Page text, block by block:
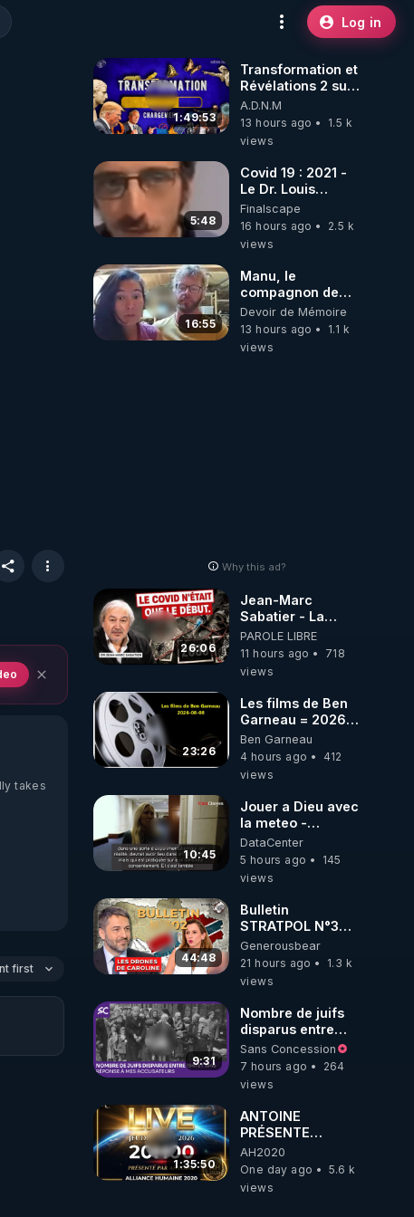
Log in
takes
first
1:49:53
Transformation et
Révélations 2 sur
2 - live du
07/08/26
A.D.N.M
13 hours ago
1.5 k
views
5:48
Covid 19 : 2021 -
Le Dr. Louis
Fouché renverse
le plateau de
CNews !
Finalscape
16 hours ago
2.5 k
views
16:55
Manu, le
compagnon de
Kyria, raconte sa
garde à vue
musclée.
Devoir de Mémoire
13 hours ago
1.1 k
views
Why this ad?
26:06
Jean-Marc
Sabatier - La
Covid-19 n'a été
que le début -
L'ARNm &
où auront-t-il ?
PAROLE LIBRE
11 hours ago
718
views
23:26
Les films de Ben
Garneau = 2026-
08-08
Ben Garneau
4 hours ago
412
views
10:45
Jouer a Dieu avec
la meteo -
Citoicitoyen
DataCenter
5 hours ago
145
views
44:48
Bulletin
STRATPOL N°302.
Armée des
drones, MS-21 en
série, missiles
07.08.2026.
Generousbear
21 hours ago
1.3 k
views
9:31
Nombre de juifs
disparus entre
1941 et 1945
(Réponse à mes
accusateurs)
Sans Concession
7 hours ago
264
views
1:35:50
ANTOINE
PRÉSENTE
AH2020 LE LIVE
20H ***DU
06/08/2026***
AH2020
One day ago
5.6 k
views